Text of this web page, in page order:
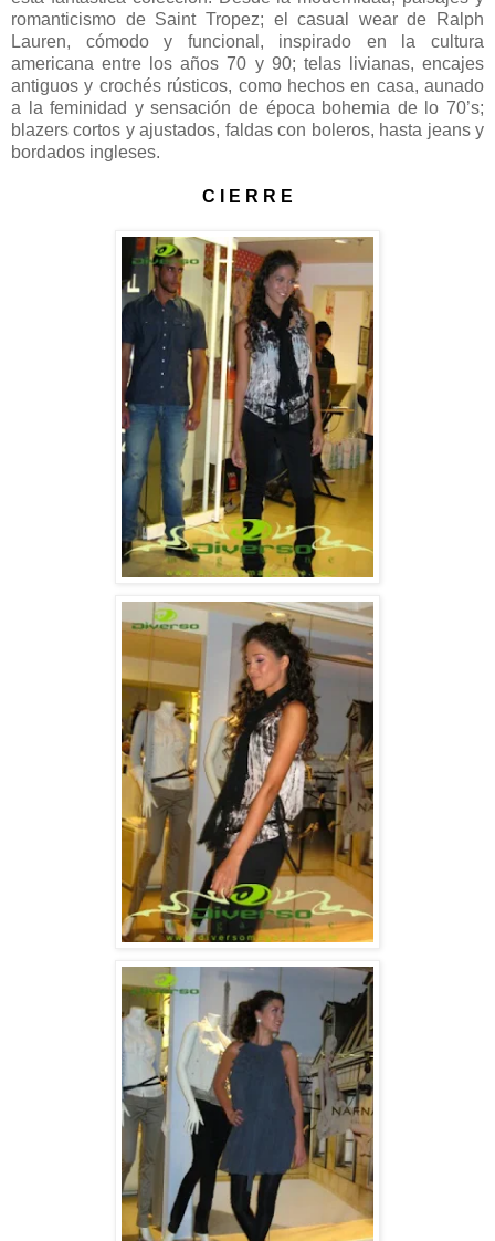
romanticismo de Saint Tropez; el casual wear de Ralph
Lauren, cómodo y funcional, inspirado en la cultura
americana entre los años 70 y 90; telas livianas, encajes
antiguos y crochés rústicos, como hechos en casa, aunado
a la feminidad y sensación de época bohemia de lo 70’s;
blazers cortos y ajustados, faldas con boleros, hasta jeans y
bordados ingleses.
C I E R R E